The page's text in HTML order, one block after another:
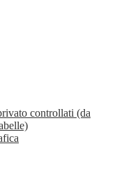
controllati (da